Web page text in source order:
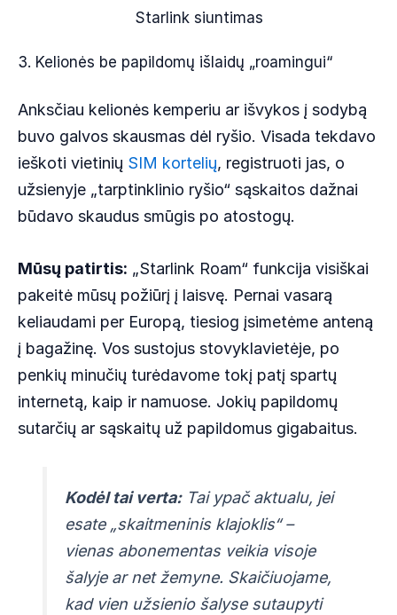
Starlink siuntimas
3. Kelionės be papildomų išlaidų „roamingui“
Anksčiau kelionės kemperiu ar išvykos į sodybą
buvo galvos skausmas dėl ryšio. Visada tekdavo
ieškoti vietinių SIM kortelių, registruoti jas, o
užsienyje „tarptinklinio ryšio“ sąskaitos dažnai
būdavo skaudus smūgis po atostogų.
Mūsų patirtis: „Starlink Roam“ funkcija visiškai
pakeitė mūsų požiūrį į laisvę. Pernai vasarą
keliaudami per Europą, tiesiog įsimetėme anteną
į bagažinę. Vos sustojus stovyklavietėje, po
penkių minučių turėdavome tokį patį spartų
internetą, kaip ir namuose. Jokių papildomų
sutarčių ar sąskaitų už papildomus gigabaitus.
Kodėl tai verta:Tai ypač aktualu, jei
esate „skaitmeninis klajoklis“ –
vienas abonementas veikia visoje
šalyje ar net žemyne. Skaičiuojame,
kad vien užsienio šalyse sutaupyti